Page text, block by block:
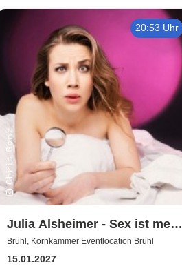
20:53 Uhr
Julia Alsheimer - Sex ist mehr
als nur 'ne Nummer
Brühl, Kornkammer Eventlocation Brühl
15.01.2027